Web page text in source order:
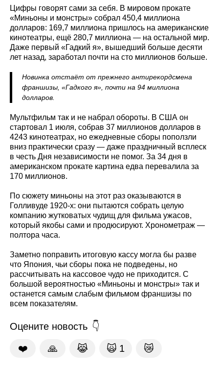
Цифры говорят сами за себя. В мировом прокате
«Миньоны и монстры» собрал 450,4 миллиона
долларов: 169,7 миллиона пришлось на американские
кинотеатры, ещё 280,7 миллиона — на остальной мир.
Даже первый «Гадкий я», вышедший больше десяти
лет назад, заработал почти на сто миллионов больше.
Новинка отстаёт от прежнего антирекордсмена
франшизы, «Гадкого я», почти на 94 миллиона
долларов.
Мультфильм так и не набрал обороты. В США он
стартовал 1 июля, собрав 37 миллионов долларов в
4243 кинотеатрах, но ежедневные сборы поползли
вниз практически сразу — даже праздничный всплеск
в честь Дня независимости не помог. За 34 дня в
американском прокате картина едва перевалила за
170 миллионов.
По сюжету миньоны на этот раз оказываются в
Голливуде 1920-х: они пытаются собрать целую
компанию жутковатых чудищ для фильма ужасов,
который якобы сами и продюсируют. Хронометраж —
полтора часа.
Заметно поправить итоговую кассу могла бы разве
что Япония, чьи сборы пока не подведены, но
рассчитывать на кассовое чудо не приходится. С
большой вероятностью «Миньоны и монстры» так и
останется самым слабым фильмом франшизы по
всем показателям.
Оцените новость
❤️ 🙏 😹 🙀 1 😿